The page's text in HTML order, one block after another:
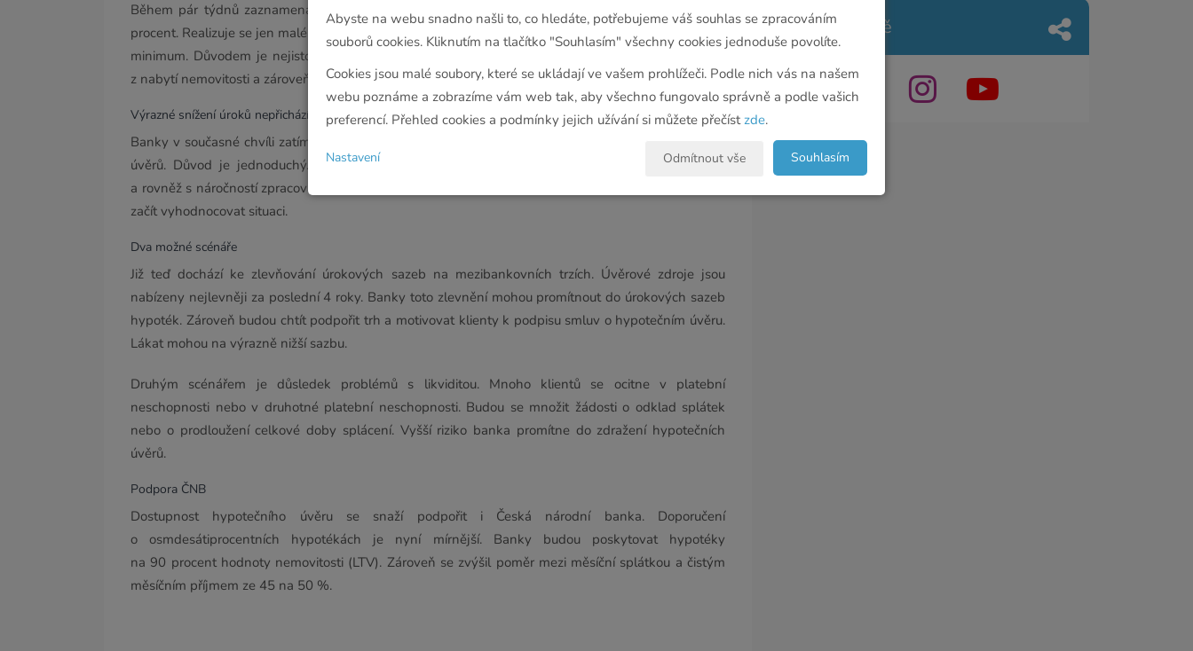
Během pár týdnů zaznamenali realitní makléři propad v zájmu o nákup nemovitosti až o desítky
procent. Realizuje se jen malé množství prohlídek a nově sjednaných smluv na nákup nemovitosti je
minimum. Důvodem je nejistota na trzích. Kupující očekávají snížení cen nemovitostí, zrušení daně
z nabytí nemovitosti a zároveň snížení sazeb u hypotečních úvěrů.
Výrazné snížení úroků nepřichází
Banky v současné chvíli zatím nepřistoupily k výraznému snižování úrokových sazeb u hypotečních
úvěrů. Důvod je jednoduchý. Je třeba se vypořádat se zajištěním personálního chodu poboček
a rovněž s náročností zpracování žádostí o odklad splátek. Teprve po několika týdnech bude možné
začít vyhodnocovat situaci.
Dva možné scénáře
Již teď dochází ke zlevňování úrokových sazeb na mezibankovních trzích. Úvěrové zdroje jsou
nabízeny nejlevněji za poslední 4 roky. Banky toto zlevnění mohou promítnout do úrokových sazeb
hypoték. Zároveň budou chtít podpořit trh a motivovat klienty k podpisu smluv o hypotečním úvěru.
Lákat mohou na výrazně nižší sazbu.
Druhým scénářem je důsledek problémů s likviditou. Mnoho klientů se ocitne v platební
neschopnosti nebo v druhotné platební neschopnosti. Budou se množit žádosti o odklad splátek
nebo o prodloužení celkové doby splácení. Vyšší riziko banka promítne do zdražení hypotečních
úvěrů.
Podpora ČNB
Dostupnost hypotečního úvěru se snaží podpořit i Česká národní banka. Doporučení
o osmdesátiprocentních hypotékách je nyní mírnější. Banky budou poskytovat hypotéky
na 90 procent hodnoty nemovitosti (LTV). Zároveň se zvýšil poměr mezi měsíční splátkou a čistým
měsíčním příjmem ze 45 na 50 %.
Sociální sítě
Abyste na webu snadno našli to, co hledáte, potřebujeme váš souhlas se zpracováním
souborů cookies. Kliknutím na tlačítko "Souhlasím" všechny cookies jednoduše povolíte.
Cookies jsou malé soubory, které se ukládají ve vašem prohlížeči. Podle nich vás na našem
webu poznáme a zobrazíme vám web tak, aby všechno fungovalo správně a podle vašich
preferencí. Přehled cookies a podmínky jejich užívání si můžete přečístzde.
Nastavení Souhlasím
Odmítnout vše